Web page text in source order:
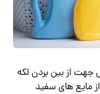
جهت از بین بردن لکه
مایع های سفید